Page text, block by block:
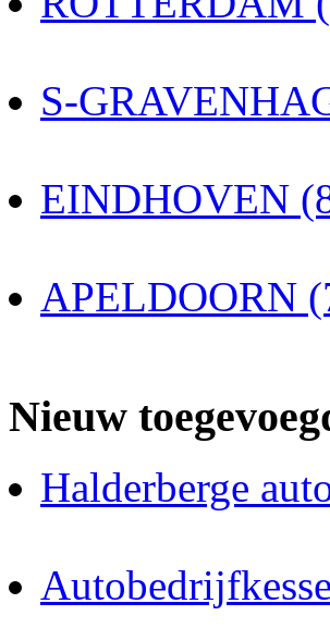
S-
EINDHOVEN
APELDOORN
Nieuw
Halderberge